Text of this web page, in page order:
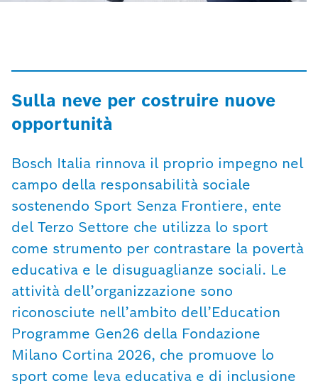
Sulla neve per costruire nuove
opportunità
Bosch Italia rinnova il proprio impegno nel
campo della responsabilità sociale
sostenendo Sport Senza Frontiere, ente
del Terzo Settore che utilizza lo sport
come strumento per contrastare la povertà
educativa e le disuguaglianze sociali. Le
attività dell’organizzazione sono
riconosciute nell’ambito dell’Education
Programme Gen26 della Fondazione
Milano Cortina 2026, che promuove lo
sport come leva educativa e di inclusione